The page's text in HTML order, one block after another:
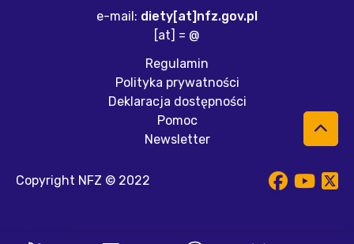
e-mail: diety[at]nfz.gov.pl
[at] = @
Regulamin
Polityka prywatności
Deklaracja dostępności
Pomoc
Newsletter
Copyright NFZ © 2022
Na naszej stronie internetowej używamy plików cookies.